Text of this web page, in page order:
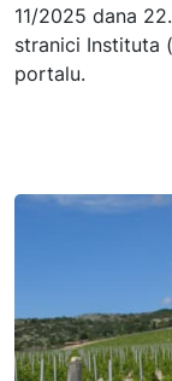
11/2025 dana
stranici Instituta (
portalu.